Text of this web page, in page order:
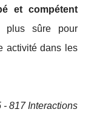
et compétent
plus sûre pour
activité dans les
817 Interactions